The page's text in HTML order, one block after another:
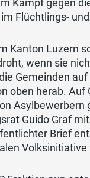
Kampf gegen
Flüchtlings-
Kanton Luzern
wenn sie
Gemeinden
oben herab.
Guido Graf
Brief